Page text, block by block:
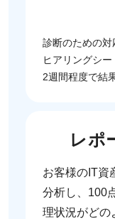
診断のための
ヒアリングシ
2週間程度で結
レポ
お客様のIT資
分析し、100
理状況がどの